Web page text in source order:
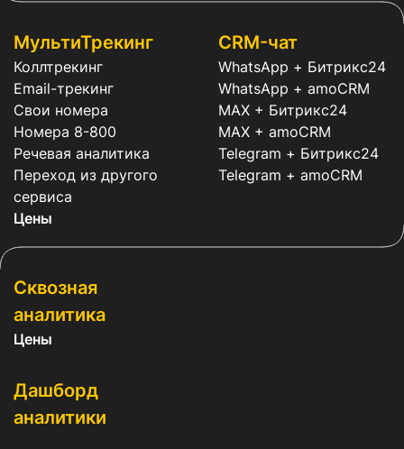
МультиТрекинг
Коллтрекинг
Email-трекинг
Свои номера
Номера 8-800
Речевая аналитика
Переход из другого
сервиса
Цены
CRM-чат
WhatsApp + Битрикс24
WhatsApp + amoCRM
MAX + Битрикс24
MAX + amoCRM
Telegram + Битрикс24
Telegram + amoCRM
Сквозная
аналитика
Цены
Дашборд
аналитики